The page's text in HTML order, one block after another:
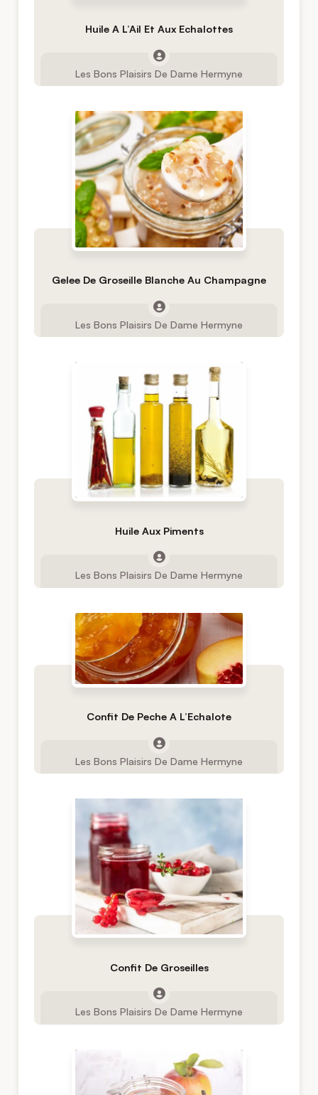
Huile A L’Ail Et Aux Echalottes
Les Bons Plaisirs De Dame Hermyne
Gelee De Groseille Blanche Au Champagne
Les Bons Plaisirs De Dame Hermyne
Huile Aux Piments
Les Bons Plaisirs De Dame Hermyne
Confit De Peche A L’Echalote
Les Bons Plaisirs De Dame Hermyne
Confit De Groseilles
Les Bons Plaisirs De Dame Hermyne